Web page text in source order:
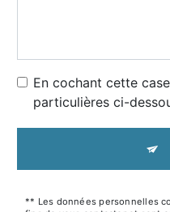
En cochant cette
particulières ci-
** Les données personnelles